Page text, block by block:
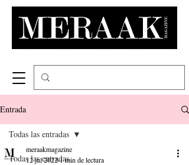
Entrada
Todas las entradas
Todas las entradas
meraakmagazine
12 jul 20221 min de lectura